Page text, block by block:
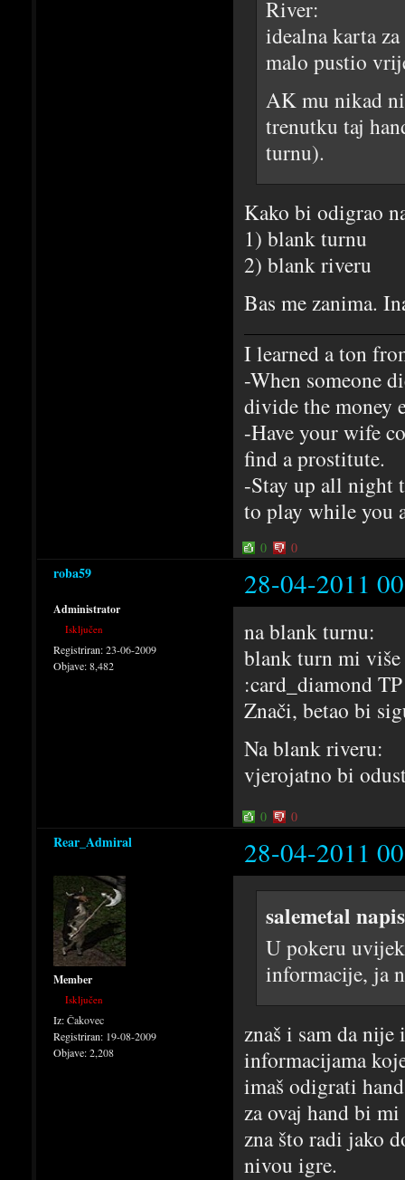
River:
idealna karta
malo pustio
AK mu nikad
trenutku taj
turnu).
Kako bi odigrao
1) blank turnu
2) blank riveru
Bas me zanima.
I learned a ton
-When someone
divide the money
-Have your wife
find a prostitute.
-Stay up all night
to play while you
0 0
roba59 28-04-2011
Administrator
Isključen
Registriran:23-06-2009
Objave:8,482
na blank turnu:
blank turn mi više
:card_diamond
Znači, betao bi
Na blank riveru:
vjerojatno bi
0 0
Rear_Admiral 28-04-2011
Member
Isključen
Iz:Čakovec
Registriran: 19-08-2009
Objave:2,208
salemetal
U pokeru
informacije, ja
znaš i sam da
informacijama
imaš odigrati
za ovaj hand bi
zna što radi jako
nivou igre.